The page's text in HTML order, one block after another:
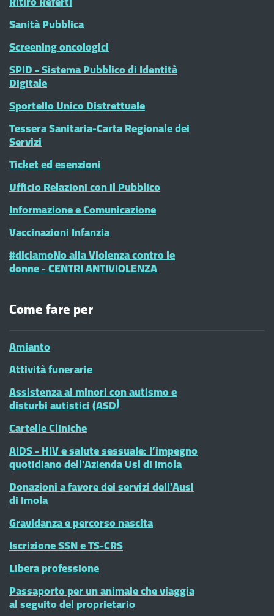
Sanità Pubblica
Screening oncologici
SPID - Sistema Pubblico di Identità
Digitale
Sportello Unico Distrettuale
Tessera Sanitaria-Carta Regionale dei
Servizi
Ticket ed esenzioni
Ufficio Relazioni con il Pubblico
Informazione e Comunicazione
Vaccinazioni Infanzia
#diciamoNo alla Violenza contro le
donne - CENTRI ANTIVIOLENZA
Come fare per
Amianto
Attività funerarie
Assistenza ai minori con autismo e
disturbi autistici (ASD)
Cartelle Cliniche
AIDS - HIV e salute sessuale: l’impegno
quotidiano dell'Azienda Usl di Imola
Donazioni a favore dei servizi dell'Ausl
di Imola
Gravidanza e percorso nascita
Iscrizione SSN e TS-CRS
Libera professione
Passaporto per un animale che viaggia
al seguito del proprietario